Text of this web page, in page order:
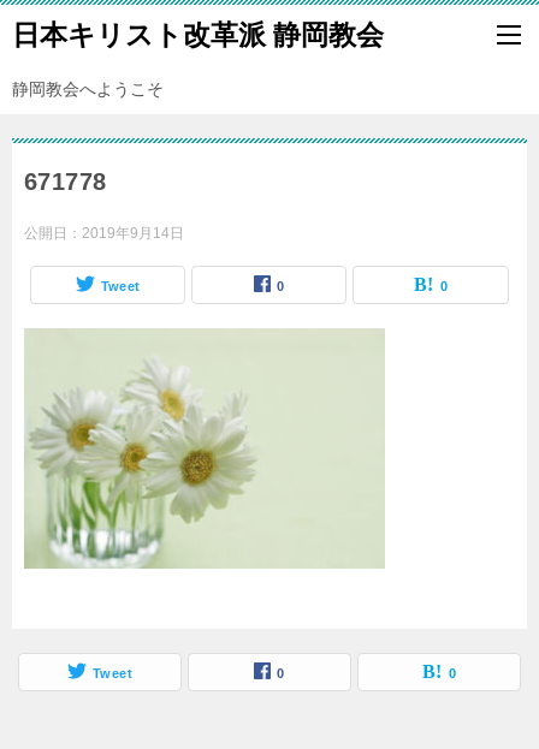
日本キリスト改革派 静岡教会
静岡教会へようこそ
671778
公開日： 2019年9月14日
Tweet 0 0
Tweet 0 0